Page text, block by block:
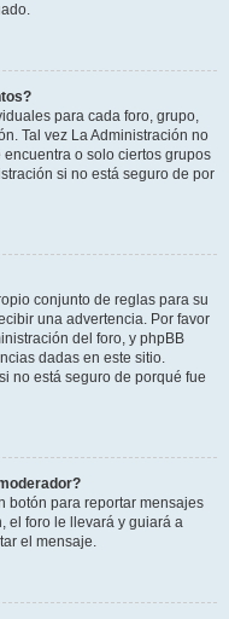
para cada foro, grupo,
Tal vez La Administración no
o solo ciertos grupos
si no está seguro de por
conjunto de reglas para su
una advertencia. Por favor
del foro, y phpBB
dadas en este sitio.
no está seguro de porqué fue
botón para reportar mensajes
el foro le llevará y guiará a
el mensaje.